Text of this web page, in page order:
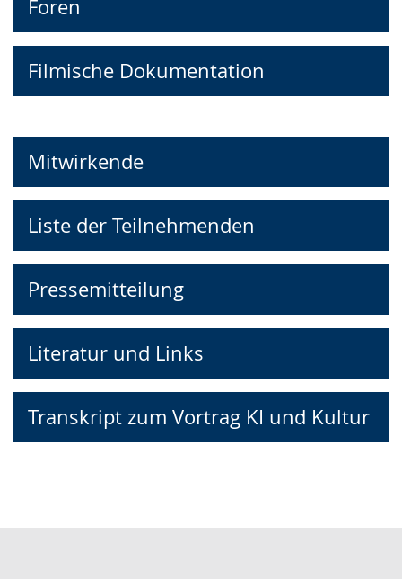
Foren
Filmische Dokumentation
Mitwirkende
Liste der Teilnehmenden
Pressemitteilung
Literatur und Links
Transkript zum Vortrag KI und Kultur